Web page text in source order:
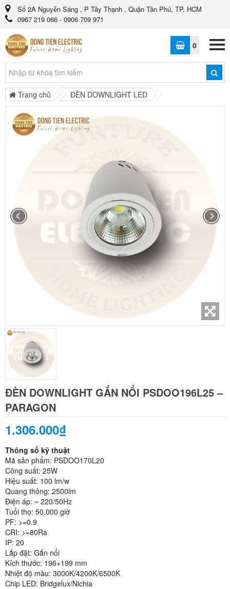
Số 2A Nguyễn Sáng , P Tây Thạnh , Quận Tân Phú, TP. HCM
0967 219 066 - 0906 709 971
0
Trang chủ ĐÈN DOWNLIGHT LED
ĐÈN DOWNLIGHT GẮN NỔI PSDOO196L25 –
PARAGON
1.306.000₫
Thông số kỹ thuật
Mã sản phẩm: PSDOO170L20
Công suất: 25W
Hiệu suất: 100 lm/w
Quang thông: 2500lm
Điện áp: ~ 220/50Hz
Tuổi thọ: 50.000 giờ
PF: >=0.9
CRI: >=80Ra
IP: 20
Lắp đặt: Gắn nổi
Kích thước: 196×199 mm
Nhiệt độ màu: 3000K/4200K/6500K
Chip LED: Bridgelux/Nichia